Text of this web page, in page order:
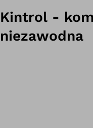
Kintrol -
niezawodna